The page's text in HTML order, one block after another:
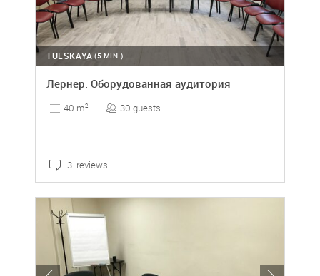
(5 MIN.)
TULSKAYA
Лернер. Оборудованная аудитория
40 m2 30 guests
3 reviews